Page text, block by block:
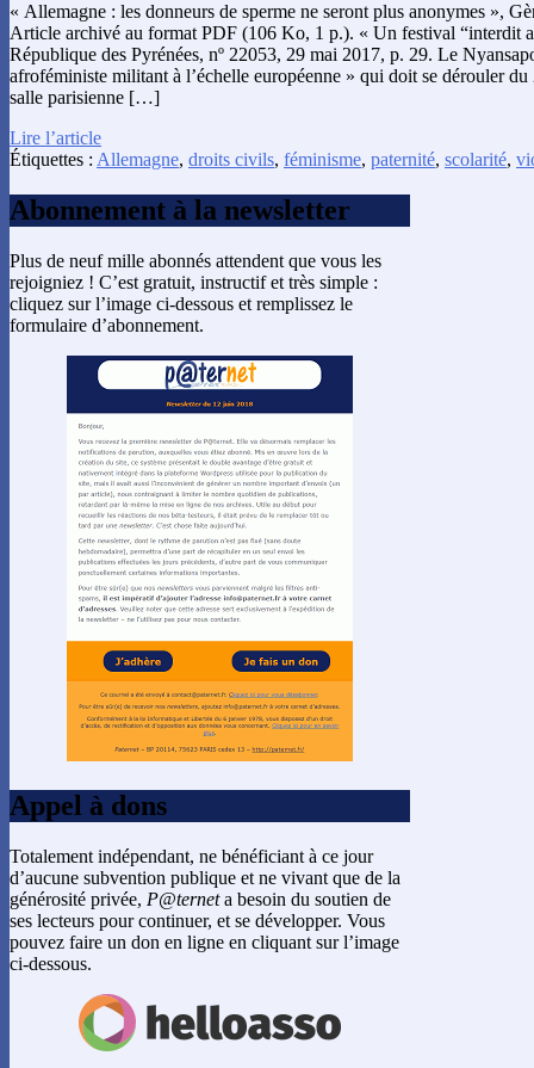
« Allemagne : les donneurs de sperme ne seront plus anonymes »,
Article archivé au format PDF (106 Ko, 1 p.). « Un festival “interdit
République des Pyrénées, nº 22053, 29 mai 2017, p. 29. Le
afroféministe militant à l’échelle européenne » qui doit se dérouler
salle parisienne […]
Lire l’article
Étiquettes : Allemagne, droits civils, féminisme, paternité, scolarité,
Abonnement à la newsletter
Plus de neuf mille abonnés attendent que vous les
rejoigniez ! C’est gratuit, instructif et très simple :
cliquez sur l’image ci-dessous et remplissez le
formulaire d’abonnement.
Appel à dons
Totalement indépendant, ne bénéficiant à ce jour
d’aucune subvention publique et ne vivant que de la
générosité privée, P@terneta besoin du soutien de
ses lecteurs pour continuer, et se développer. Vous
pouvez faire un don en ligne en cliquant sur l’image
ci-dessous.